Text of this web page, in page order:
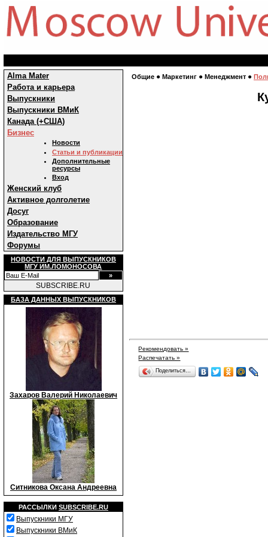
Alma Mater
Работа и карьера
Выпускники
Выпускники ВМиК
Канада (+США)
Бизнес
Новости
Статьи и публикации
Дополнительные
ресурсы
Вход
Женский клуб
Активное долголетие
Досуг
Образование
Издательство МГУ
Форумы
НОВОСТИ ДЛЯ ВЫПУСКНИКОВ
МГУ ИМ.ЛОМОНОСОВА
SUBSCRIBE.RU
БАЗА ДАННЫХ ВЫПУСКНИКОВ
Захаров Валерий Николаевич
Ситникова Оксана Андреевна
РАССЫЛКИ SUBSCRIBE.RU
Выпускники МГУ
Выпускники ВМиК
Общие ● Маркетинг ● Менеджмент ●
Рекомендовать »
Распечатать »
Поделиться…